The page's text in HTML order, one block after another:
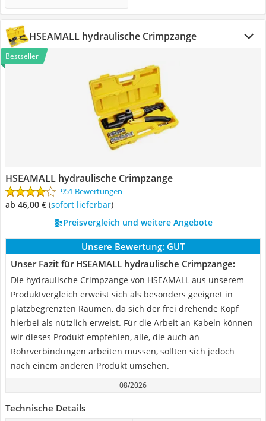
HSEAMALL hydraulische Crimpzange
Bestseller
HSEAMALL hydraulische Crimpzange
951 Bewertungen
ab 46,00 € ( Sofort lieferbar)
Preisvergleich und weitere Angebote
Unsere Bewertung: GUT
Unser Fazit für HSEAMALL hydraulische Crimpzange:
Die hydraulische Crimpzange von HSEAMALL aus unserem
Produktvergleich erweist sich als besonders geeignet in
platzbegrenzten Räumen, da sich der frei drehende Kopf
hierbei als nützlich erweist. Für die Arbeit an Kabeln können
wir dieses Produkt empfehlen, alle, die auch an
Rohrverbindungen arbeiten müssen, sollten sich jedoch
nach einem anderen Produkt umsehen.
08/2026
Technische Details